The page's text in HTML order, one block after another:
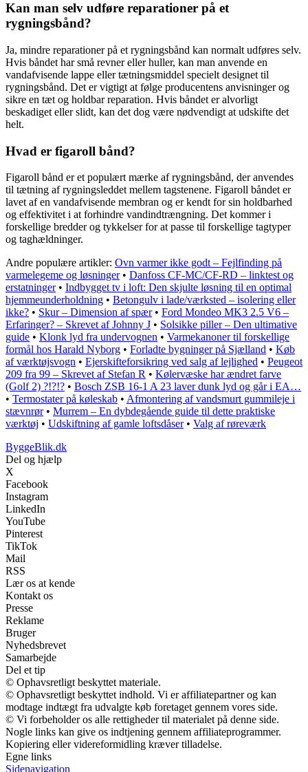
Kan man selv udføre reparationer på et
rygningsbånd?
Ja, mindre reparationer på et rygningsbånd kan normalt udføres selv.
Hvis båndet har små revner eller huller, kan man anvende en
vandafvisende lappe eller tætningsmiddel specielt designet til
rygningsbånd. Det er vigtigt at følge producentens anvisninger og
sikre en tæt og holdbar reparation. Hvis båndet er alvorligt
beskadiget eller slidt, kan det dog være nødvendigt at udskifte det
helt.
Hvad er figaroll bånd?
Figaroll bånd er et populært mærke af rygningsbånd, der anvendes
til tætning af rygningsleddet mellem tagstenene. Figaroll båndet er
lavet af en vandafvisende membran og er kendt for sin holdbarhed
og effektivitet i at forhindre vandindtrængning. Det kommer i
forskellige bredder og tykkelser for at passe til forskellige tagtyper
og taghældninger.
Andre populære artikler: Ovn varmer ikke godt – Fejlfinding på
varmelegeme og løsninger• Danfoss CF-MC/CF-RD – linktest og
erstatninger• Indbygget tv i loft: Den skjulte løsning til en optimal
hjemmeunderholdning • Betongulv i lade/værksted – isolering eller
ikke? • Skur – Dimension af spær• Ford Mondeo MK3 2.5 V6 –
Erfaringer? – Skrevet af Johnny J • Solsikke piller – Den ultimative
guide • Klonk lyd fra undervognen • Varmekanoner til forskellige
formål hos Harald Nyborg • Forladte bygninger på Sjælland • Køb
af værktøjsvogn • Ejerskifteforsikring ved salg af lejlighed • Peugeot
209 fra 99 – Skrevet af Stefan R • Kølervæske har ændret farve
(Golf 2) ?!?!? • Bosch ZSB 16-1 A 23 laver dunk lyd og går i EA…
• Termostater på køleskab • Afmontering af vandsmurt gummileje i
stævnrør• Murrem – En dybdegående guide til dette praktiske
værktøj • Udskiftning af gamle loftsdåser• Valg af røreværk
ByggeBlik.dk
Del og hjælp
X
Facebook
Instagram
LinkedIn
YouTube
Pinterest
TikTok
Mail
RSS
Lær os at kende
Kontakt os
Presse
Reklame
Bruger
Nyhedsbrevet
Samarbejde
Del et tip
© Ophavsretligt beskyttet materiale.
© Ophavsretligt beskyttet indhold. Vi er affiliatepartner og kan
modtage indtægt fra udvalgte køb foretaget gennem vores side.
© Vi forbeholder os alle rettigheder til materialet på denne side.
Nogle links kan give os indtjening gennem affiliateprogrammer.
Kopiering eller videreformidling kræver tilladelse.
Egne links
Sidenavigation